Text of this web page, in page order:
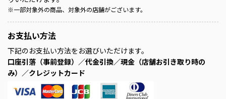
※一部対象外の商品、対象外の店舗がございます。
お支払い方法
下記のお支払い方法をお選びいただけます。
口座引落（事前登録）／代金引換／現金（店舗お引き取り時の
み）／クレジットカード